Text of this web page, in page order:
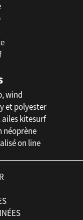
wind
et polyester
ailes kitesurf
néoprène
on line